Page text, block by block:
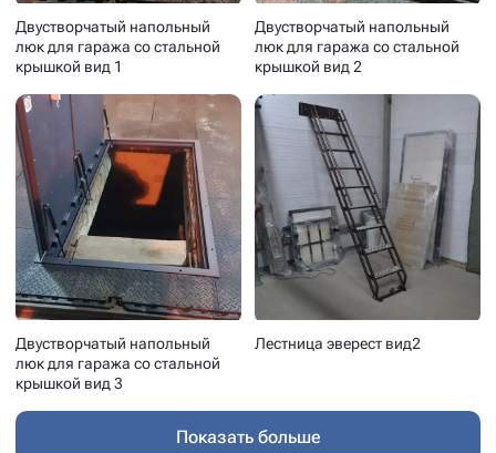
Двустворчатый напольный
люк для гаража со стальной
крышкой вид 1
Двустворчатый напольный
люк для гаража со стальной
крышкой вид 2
Двустворчатый напольный
люк для гаража со стальной
крышкой вид 3
Лестница эверест вид2
Показать больше